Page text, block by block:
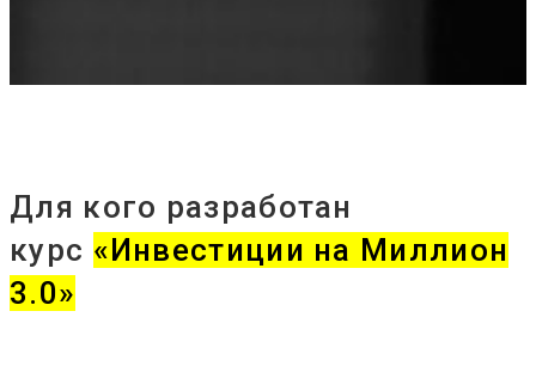
Для кого разработан
курс «Инвестиции на Миллион
3.0»